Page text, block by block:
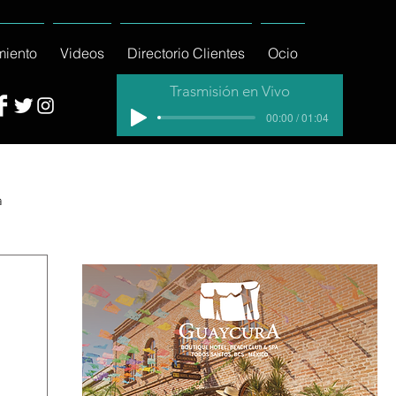
Videos Directorio Clientes Ocio
Trasmisión en Vivo
00:00 / 01:04